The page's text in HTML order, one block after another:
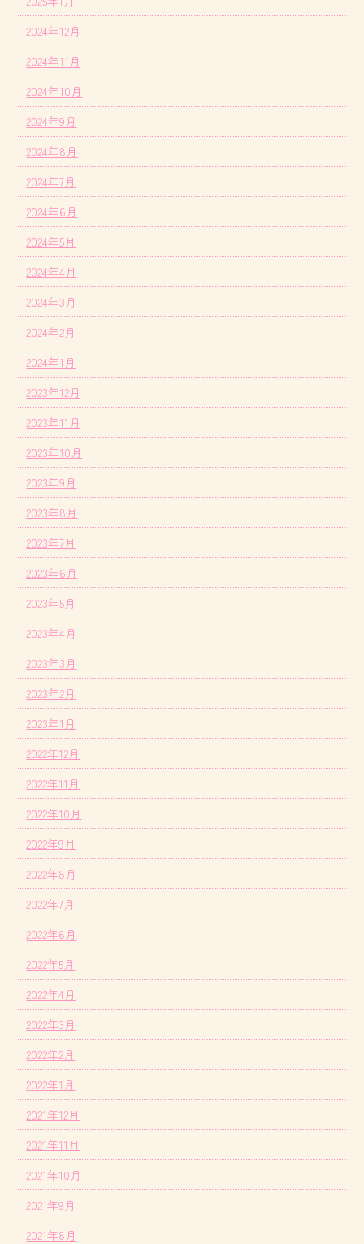
2024年12月
2024年11月
2024年10月
2024年9月
2024年8月
2024年7月
2024年6月
2024年5月
2024年4月
2024年3月
2024年2月
2024年1月
2023年12月
2023年11月
2023年10月
2023年9月
2023年8月
2023年7月
2023年6月
2023年5月
2023年4月
2023年3月
2023年2月
2023年1月
2022年12月
2022年11月
2022年10月
2022年9月
2022年8月
2022年7月
2022年6月
2022年5月
2022年4月
2022年3月
2022年2月
2022年1月
2021年12月
2021年11月
2021年10月
2021年9月
2021年8月